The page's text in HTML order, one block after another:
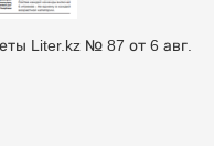
Liter.kz № 87 от 6 авг.